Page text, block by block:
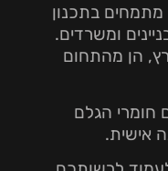
מתמחים בתכנון
ומשרדים.
הן מהתחום
חומרי הגלם
אישית.